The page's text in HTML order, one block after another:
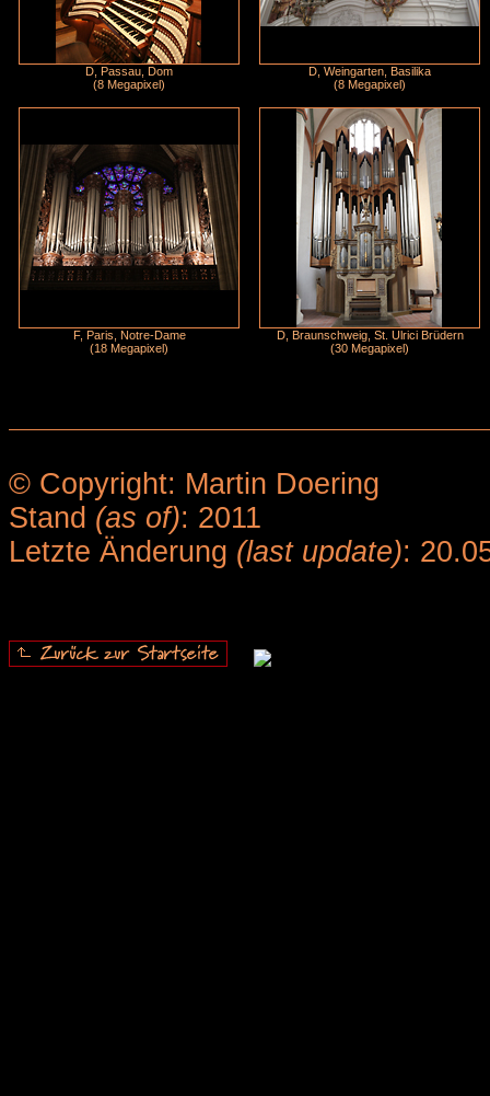
D, Passau, Dom
(8 Megapixel)
D, Weingarten, Basilika
(8 Megapixel)
F, Paris, Notre-Dame
(18 Megapixel)
D, Braunschweig, St. Ulrici Brüdern
(30 Megapixel)
© Copyright: Martin Doering
Stand (as of): 2011
Letzte Änderung (last update):